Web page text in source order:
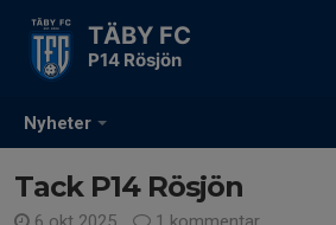
Nyheter
TÄBY FC
P14 Rösjön
Tack P14 Rösjön